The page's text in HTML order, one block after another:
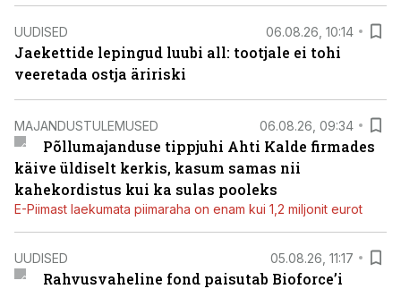
UUDISED 06.08.26, 10:14
Jaekettide lepingud luubi all: tootjale ei tohi
veeretada ostja äririski
MAJANDUSTULEMUSED 06.08.26, 09:34
Põllumajanduse tippjuhi Ahti Kalde firmades
käive üldiselt kerkis, kasum samas nii
kahekordistus kui ka sulas pooleks
E-Piimast laekumata piimaraha on enam kui 1,2 miljonit eurot
UUDISED 05.08.26, 11:17
Rahvusvaheline fond paisutab Bioforce’i